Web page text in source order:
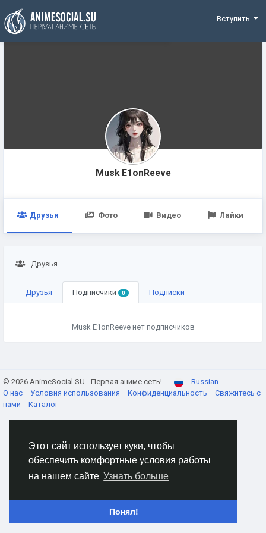
Этот сайт использует куки, чтобы
обеспечить комфортные условия работы
на нашем сайте Узнать больше
Понял!
Funding
Вступить
Musk E1onReeve
Друзья Фото Видео Лайки
Друзья
Друзья Подписчики 0 Подписки
Musk E1onReeve нет подписчиков
© 2026 AnimeSocial.SU - Первая аниме сеть!
Russian
О нас
Условия использования Конфиденциальность
Свяжитесь с
нами
Каталог